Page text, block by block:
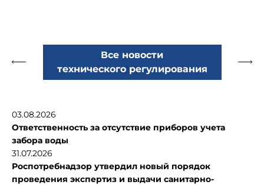
Все новости
технического регулирования
03.08.2026
Ответственность за отсутствие приборов учета
забора воды
31.07.2026
Роспотребнадзор утвердил новый порядок
проведения экспертиз и выдачи санитарно-